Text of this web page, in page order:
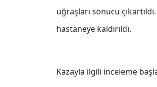
uğraşları sonucu
hastaneye kaldırıldı.
Kazayla ilgili inceleme